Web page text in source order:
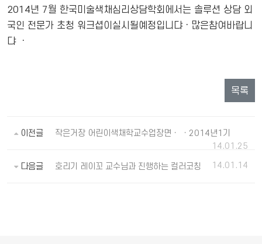
2014년 7월 한국미술색채심리상담학회에서는 솔루션 상담 외
국인 전문가 초청 워크셥이실시될예정입니댜ㆍ많은참여바랍니
댜 ㆍ
목록
이전글
작은거장 어린이색채학교수업장면ㆍ ㆍ2014년1기
14.01.25
다음글 호리기 레이꼬 교수님과 진행하는 컬러코칭 14.01.14